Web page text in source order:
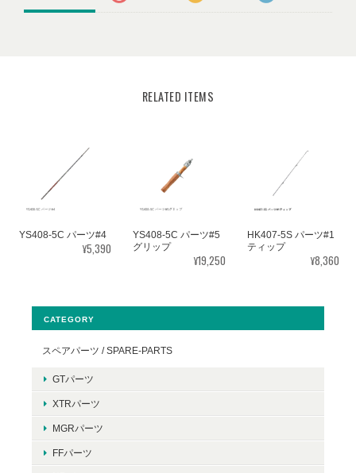
RELATED ITEMS
YS408-5C パーツ#4
¥5,390
YS408-5C パーツ#5
グリップ
¥19,250
HK407-5S パーツ#1
ティップ
¥8,360
CATEGORY
スペアパーツ / SPARE-PARTS
GTパーツ
XTRパーツ
MGRパーツ
FFパーツ